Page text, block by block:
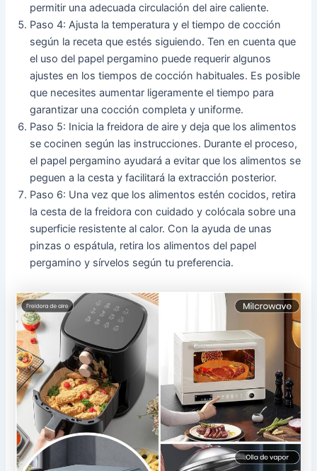
permitir una adecuada circulación del aire caliente.
Paso 4: Ajusta la temperatura y el tiempo de cocción
según la receta que estés siguiendo. Ten en cuenta que
el uso del papel pergamino puede requerir algunos
ajustes en los tiempos de cocción habituales. Es posible
que necesites aumentar ligeramente el tiempo para
garantizar una cocción completa y uniforme.
Paso 5: Inicia la freidora de aire y deja que los alimentos
se cocinen según las instrucciones. Durante el proceso,
el papel pergamino ayudará a evitar que los alimentos se
peguen a la cesta y facilitará la extracción posterior.
Paso 6: Una vez que los alimentos estén cocidos, retira
la cesta de la freidora con cuidado y colócala sobre una
superficie resistente al calor. Con la ayuda de unas
pinzas o espátula, retira los alimentos del papel
pergamino y sírvelos según tu preferencia.